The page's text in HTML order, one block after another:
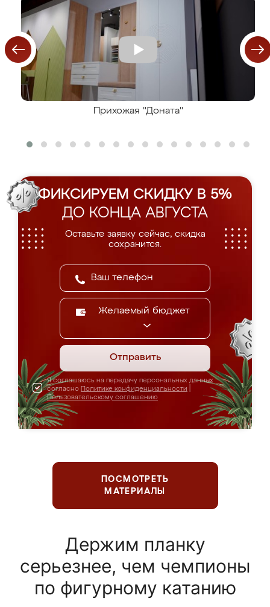
Прихожая "Доната"
ФИКСИРУЕМ СКИДКУ В 5%
ДО КОНЦА АВГУСТА
Оставьте заявку сейчас, скидка
сохранится.
Желаемый бюджет
Отправить
Я соглашаюсь на передачу персональных данных
согласно Политике конфиденциальности
Пользовательскому соглашению
ПОСМОТРЕТЬ
МАТЕРИАЛЫ
Держим планку
серьезнее, чем чемпионы
по фигурному катанию